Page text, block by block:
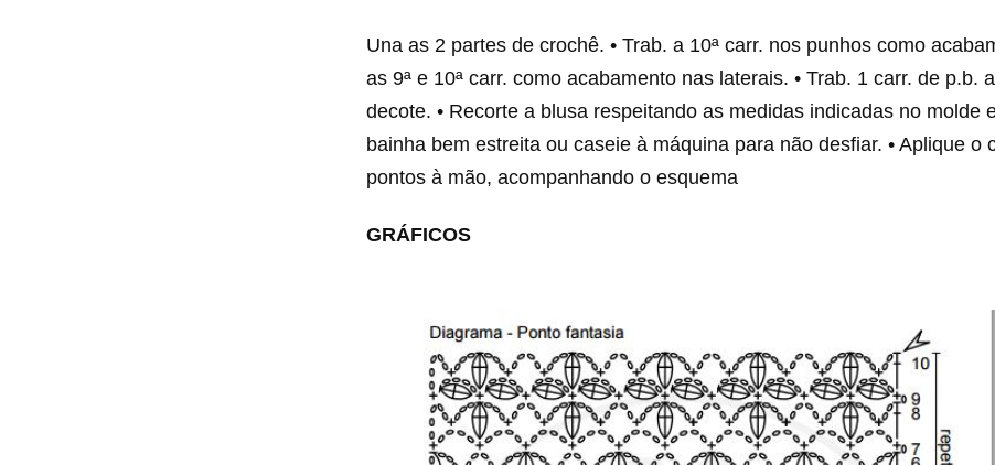
Una as 2 partes de crochê. • Trab. a 10ª carr. nos punhos como
as 9ª e 10ª carr. como acabamento nas laterais. • Trab. 1 carr. de p.b.
decote. • Recorte a blusa respeitando as medidas indicadas no molde
bainha bem estreita ou caseie à máquina para não desfiar. • Aplique o
pontos à mão, acompanhando o esquema
GRÁFICOS